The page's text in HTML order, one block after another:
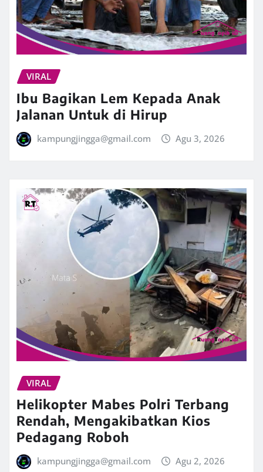
VIRAL
Ibu Bagikan Lem Kepada Anak
Jalanan Untuk di Hirup
kampungjingga@gmail.com Agu 3, 2026
VIRAL
Helikopter Mabes Polri Terbang
Rendah, Mengakibatkan Kios
Pedagang Roboh
kampungjingga@gmail.com Agu 2, 2026